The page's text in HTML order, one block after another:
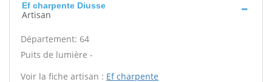
Ef charpente Diusse
Artisan
Département: 64
Puits de lumière -
Voir la fiche artisan : Ef charpente